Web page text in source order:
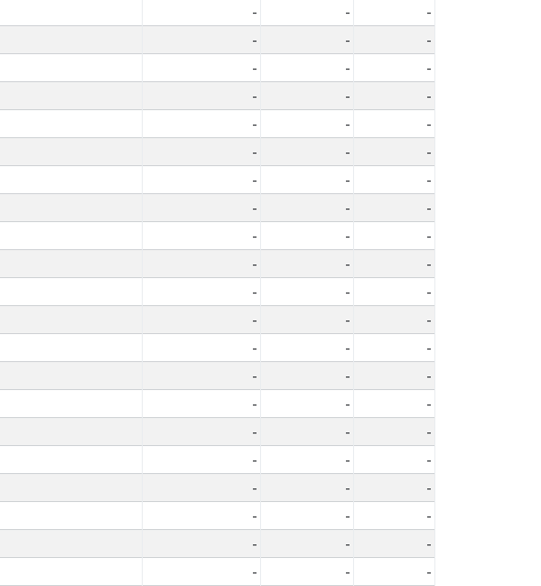
- -
-
- -
-
- -
-
- -
-
- -
-
- -
-
- -
-
- -
-
- -
-
- -
-
- -
-
- -
-
- -
-
- -
-
- -
-
- -
-
- -
-
- -
-
- -
-
- -
-
- -
-